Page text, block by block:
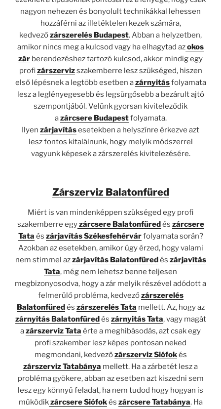
nagyon nehezen és bonyolult technikákkal lehessen
hozzáférni az illetéktelen kezek számára,
kedvezőzárszerelés Budapest. Abban a helyzetben,
amikor nincs meg a kulcsod vagy ha elhagytad azokos
zár berendezéshez tartozó kulcsod, akkor mindig egy
profizárszervizszakemberre lesz szükséged, hiszen
első lépésnek a legtöbb esetben azárnyitásfolyamata
lesz a leglényegesebb és legsürgősebb a bezárult ajtó
szempontjából. Velünk gyorsan kiviteleződik
azárcsere Budapestfolyamata.
Ilyen zárjavításesetekben a helyszínre érkezve azt
lesz fontos kitalálnunk, hogy melyik módszerrel
vagyunk képesek a zárszerelés kivitelezésére.
Zárszerviz Balatonfüred
Miért is van mindenképpen szükséged egy profi
szakemberre egyzárcsere Balatonfüred és zárcsere
Tata és zárjavítás Székesfehérvárfolyamata során?
Azokban az esetekben, amikor úgy érzed, hogy valami
nem stimmel azzárjavítás Balatonfüred és zárjavítás
Tata, még nem lehetsz benne teljesen
megbizonyosodva, hogy a zár melyik részével adódott a
felmerülő probléma, kedvezőzárszerelés
Balatonfüred és zárszerelés Tata mellett. Az, hogy az
zárnyitás Balatonfüred és zárnyitás Tata, vagy magát
azárszerviz Tata érte a meghibásodás, azt csak egy
profi szakember lesz képes pontosan neked
megmondani, kedvezőzárszerviz Siófokés
zárszerviz Tatabánya mellett. Ha a zárbetét lesz a
probléma gyökere, abban az esetben azt kiszedni sem
lesz egy könnyű feladat, ha nem tudod hogy hogyan is
működikzárcsere Siófokés zárcsere Tatabánya. Ha